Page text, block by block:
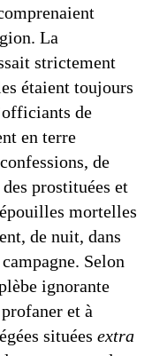
La
strictement
étaient toujours
de
en terre
de
prostituées et
mortelles
de nuit, dans
Selon
ignorante
et à
situées extra